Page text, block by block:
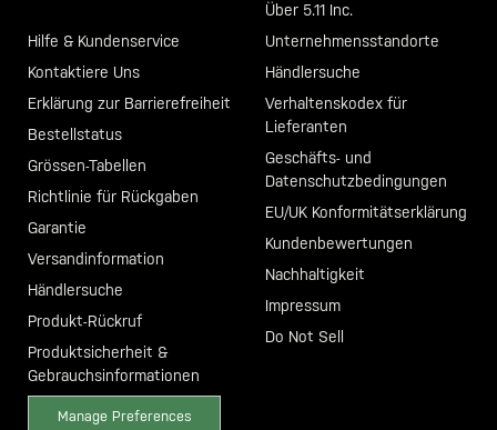
Hilfe & Kundenservice
Kontaktiere Uns
Erklärung zur Barrierefreiheit
Bestellstatus
Grössen-Tabellen
Richtlinie für Rückgaben
Garantie
Versandinformation
Händlersuche
Produkt-Rückruf
Produktsicherheit &
Gebrauchsinformationen
Manage Preferences
Über 5.11 Inc.
Unternehmensstandorte
Händlersuche
Verhaltenskodex für
Lieferanten
Geschäfts- und
Datenschutzbedingungen
EU/UK Konformitätserklärung
Kundenbewertungen
Nachhaltigkeit
Impressum
Do Not Sell